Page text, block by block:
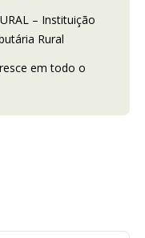
– Instituição
Rural
em todo o